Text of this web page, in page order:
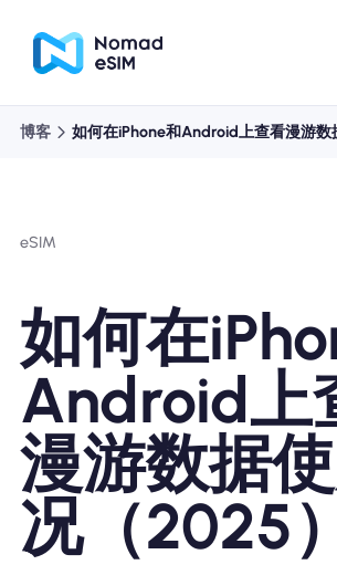
商城
关于 eSIM
为什么选择Nomad eSIM
博客
eSIM
如何在
Android上
漫游数据
况（2025）